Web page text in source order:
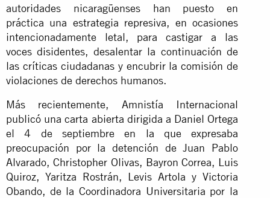
autoridades nicaragüenses han puesto en
práctica una estrategia represiva, en ocasiones
intencionadamente letal, para castigar a las
voces disidentes, desalentar la continuación de
las críticas ciudadanas y encubrir la comisión de
violaciones de derechos humanos.
Más recientemente, Amnistía Internacional
publicó una carta abierta dirigida a Daniel Ortega
el 4 de septiembre en la que expresaba
preocupación por la detención de Juan Pablo
Alvarado, Christopher Olivas, Bayron Correa, Luis
Quiroz, Yaritza Rostrán, Levis Artola y Victoria
Obando, de la Coordinadora Universitaria por la